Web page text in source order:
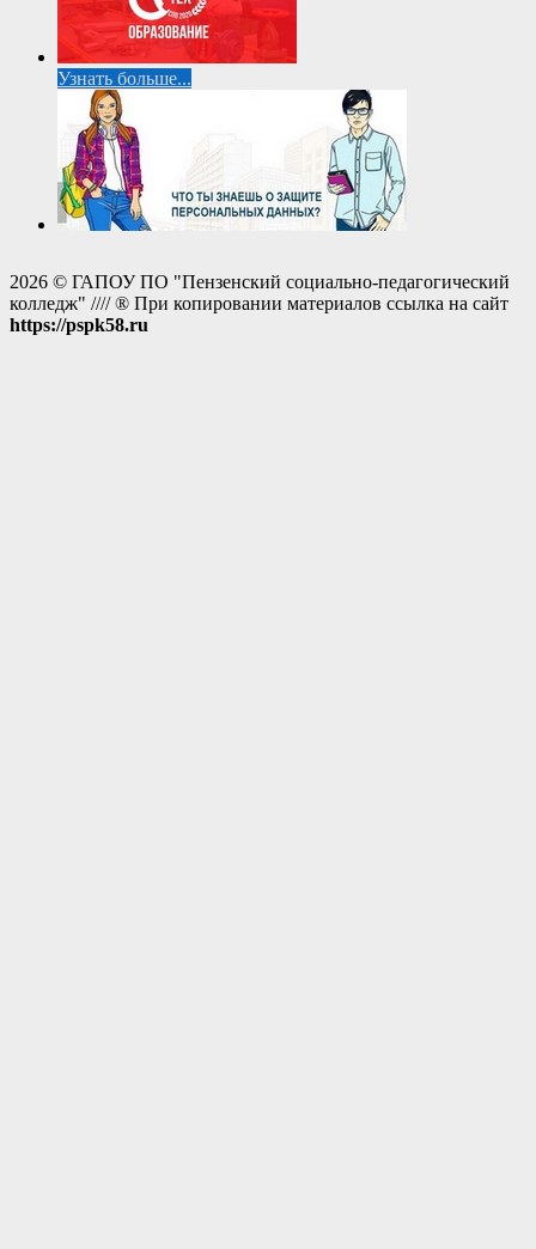
Узнать больше...
2026 © ГАПОУ ПО "Пензенский социально-педагогический
колледж" //// ® При копировании материалов ссылка на сайт
https://pspk58.ru